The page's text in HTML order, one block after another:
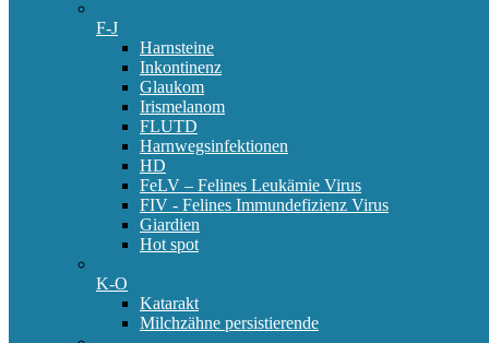
F-J
Harnsteine
Inkontinenz
Glaukom
Irismelanom
FLUTD
Harnwegsinfektionen
HD
FeLV – Felines Leukämie Virus
FIV - Felines Immundefizienz Virus
Giardien
Hot spot
K-O
Katarakt
Milchzähne persistierende